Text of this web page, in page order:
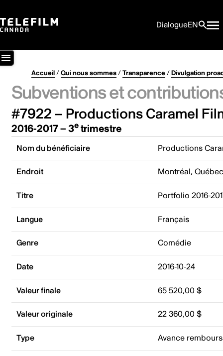
DialogueEN
Accueil/Qui nous sommes/Transparence/Divulgation
Subventions et
#7922 – Productions Caramel
2016-2017 – 3etrimestre
Nom du bénéficiaire Productions
Endroit Montréal,
Titre Portfolio 2016-
Langue Français
Genre Comédie
Date 2016-10-24
Valeur finale 65 520,00 $
Valeur originale 22 360,00 $
Type Avance